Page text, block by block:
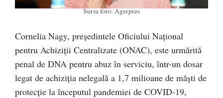
Sursa foto: Agerpres
Cornelia Nagy, preşedintele Oficiului Naţional
pentru Achiziţii Centralizate (ONAC), este urmărită
penal de DNA pentru abuz în serviciu, într-un dosar
legat de achiziţia nelegală a 1,7 milioane de măşti de
protecţie la începutul pandemiei de COVID-19,